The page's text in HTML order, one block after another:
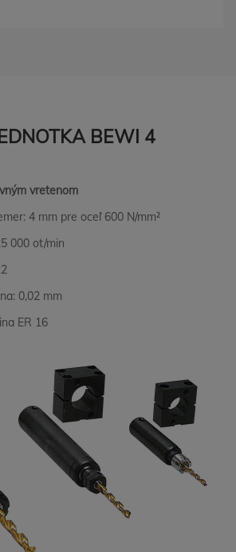
BEWI 4
vretenom
4 mm pre oceľ 600 N/mm²
000 ot/min
0,02 mm
ER 16